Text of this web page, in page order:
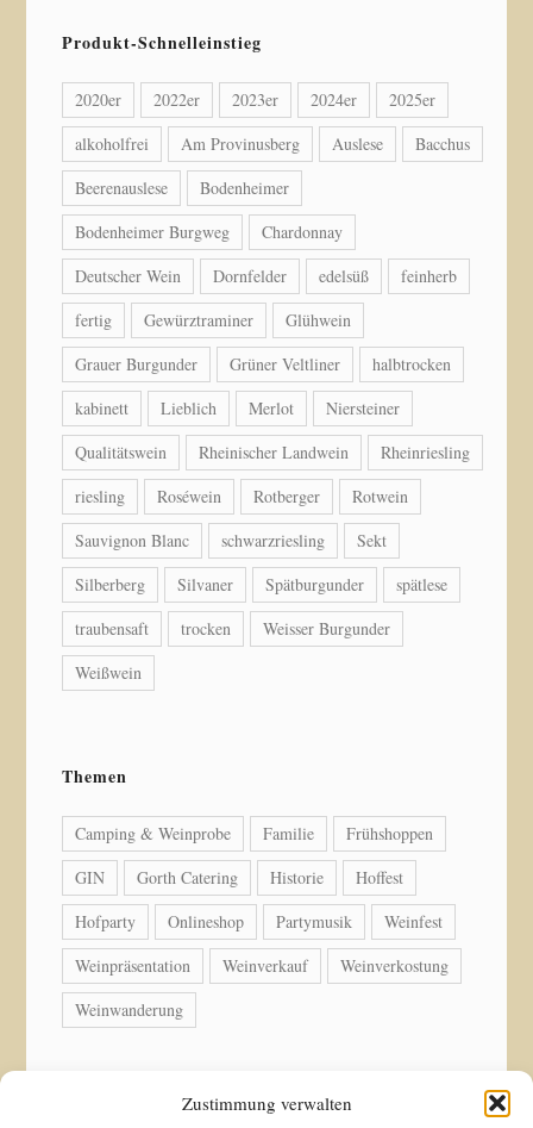
Zustimmung verwalten
Produkt-Schnelleinstieg
2020er 2022er 2023er 2024er
2025er
alkoholfrei
Am Provinusberg Auslese
Bacchus
Beerenauslese
Bodenheimer
Bodenheimer Burgweg
Chardonnay
Deutscher Wein
Dornfelder edelsüß
feinherb
fertig
Gewürztraminer
Glühwein
Grauer Burgunder
Grüner Veltliner
halbtrocken
kabinett
Lieblich Merlot
Niersteiner
Qualitätswein
Rheinischer Landwein
Rheinriesling
riesling
Roséwein Rotberger
Rotwein
Sauvignon Blanc
schwarzriesling
Sekt
Silberberg
Silvaner Spätburgunder
spätlese
traubensaft
trocken
Weisser Burgunder
Weißwein
Themen
Camping & Weinprobe Familie
Frühshoppen
GIN
Gorth Catering Historie
Hoffest
Hofparty
Onlineshop Partymusik
Weinfest
Weinpräsentation
Weinverkauf
Weinverkostung
Weinwanderung